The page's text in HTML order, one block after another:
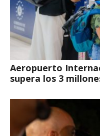
Aeropuerto
supera los 3